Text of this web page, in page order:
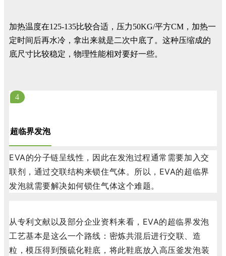
加热温度在125-135比较合适，压力50KG/平方CM，加热一
定时间后再水冷，拿出来就是二次中底了。这种压缩成的
底尺寸比较稳定，物理性能相对要好一些。
4
超临界发泡
EVA的分子链呈线性，因此在发泡过程通常需要加入交
联剂，通过交联结构来锁住气体。所以，EVA的超临界
发泡就需要解决如何锁住气体这个难题。
从专利文献以及部分企业资料来看，EVA的超临界发泡
工艺基本是这么一个路线：密炼共混后进行交联、造
粒，模压得到预硫化鞋底，将此鞋底放入高压釜发泡装